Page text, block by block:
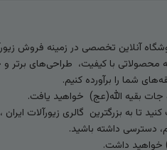
آنلاین تخصصی در زمینه فروش
محصولاتی با کیفیت، طراحی‌های برتر
شما را برآورده کنیم.
جات بقیه الله(عج) خواهید یافت.
به بزرگترین گالری زیورآلات ایران
دسترسی داشته باشید.
خواهید داشت.